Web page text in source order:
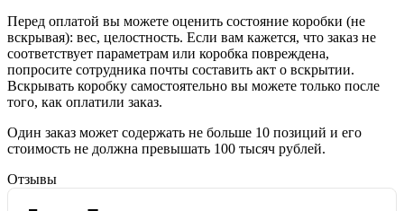
Перед оплатой вы можете оценить состояние коробки (не
вскрывая): вес, целостность. Если вам кажется, что заказ не
соответствует параметрам или коробка повреждена,
попросите сотрудника почты составить акт о вскрытии.
Вскрывать коробку самостоятельно вы можете только после
того, как оплатили заказ.
Один заказ может содержать не больше 10 позиций и его
стоимость не должна превышать 100 тысяч рублей.
Отзывы